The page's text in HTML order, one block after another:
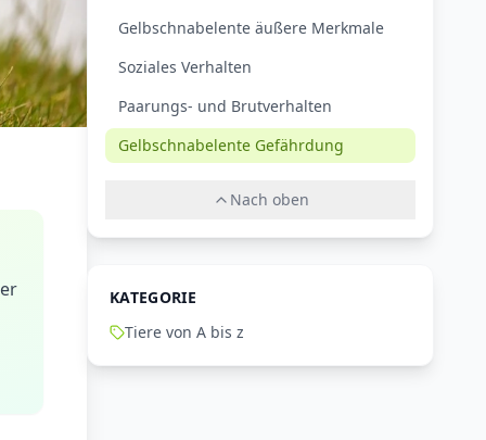
Gelbschnabelente äußere Merkmale
Soziales Verhalten
Paarungs- und Brutverhalten
Gelbschnabelente Gefährdung
Nach oben
KATEGORIE
Tiere von A bis z